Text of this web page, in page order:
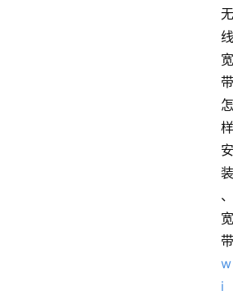
无
线
宽
带
怎
样
安
装
、
宽
带
w
i